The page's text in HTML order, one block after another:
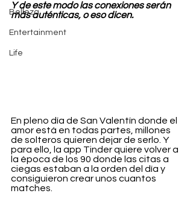
Belleza
Entertainment
Life
Y de este modo las conexiones serán
más auténticas, o eso dicen.
En pleno día de San Valentín donde el
amor está en todas partes, millones
de solteros quieren dejar de serlo. Y
para ello, la app Tinder quiere volver a
la época de los 90 donde las citas a
ciegas estaban a la orden del día y
consiguieron crear unos cuantos
matches.